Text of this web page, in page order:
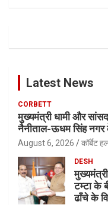
Latest News
CORBETT
मुख्यमंत्री धामी और
नैनीताल-ऊधम सिंह नगर
August 6, 2026 कॉर्बेट
DESH
टम्टा के
ढाँचे के